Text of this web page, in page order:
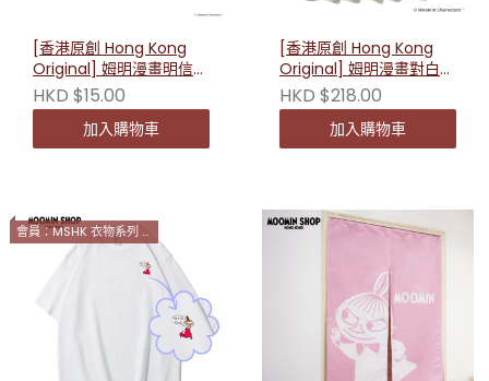
[香港原創 Hong Kong
Original] 姆明漫畫明信片
（露營生活）230627
HKD $15.00
加入購物車
[香港原創 Hong Kong
Original] 姆明漫畫對白短
袖T恤（米色）
HKD $218.00
加入購物車
會員：MSHK 衣物系列 2件9折